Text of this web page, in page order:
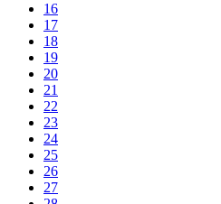
16
17
18
19
20
21
22
23
24
25
26
27